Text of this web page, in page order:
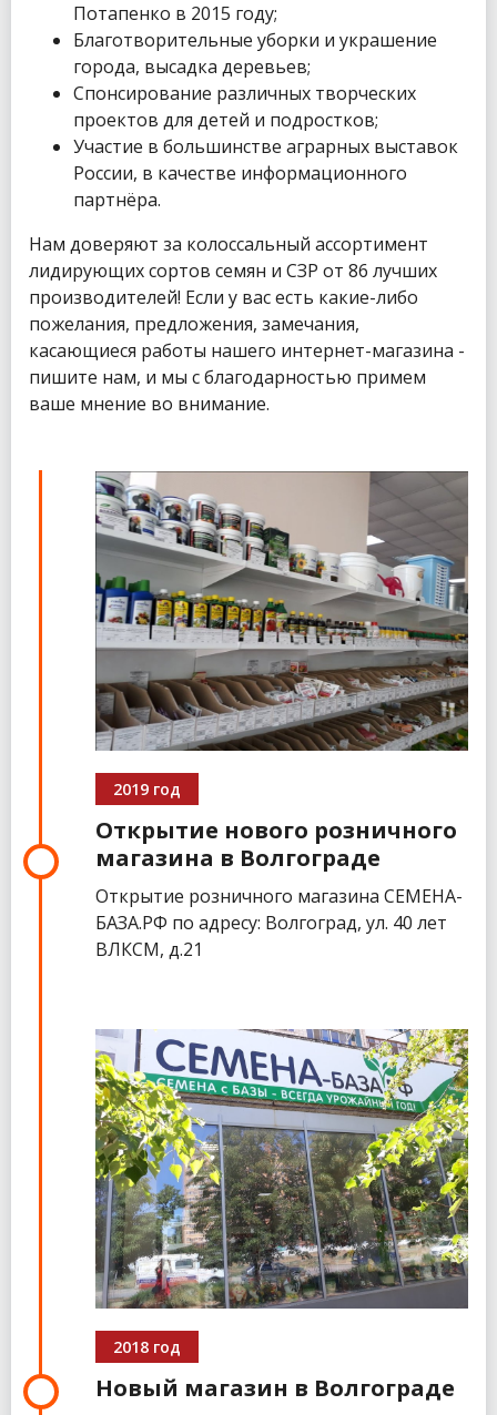
Потапенко в 2015 году;
Благотворительные уборки и украшение
города, высадка деревьев;
Спонсирование различных творческих
проектов для детей и подростков;
Участие в большинстве аграрных выставок
России, в качестве информационного
партнёра.
Нам доверяют за колоссальный ассортимент
лидирующих сортов семян и СЗР от 86 лучших
производителей! Если у вас есть какие-либо
пожелания, предложения, замечания,
касающиеся работы нашего интернет-магазина -
пишите нам, и мы с благодарностью примем
ваше мнение во внимание.
2019 год
Открытие нового розничного
магазина в Волгограде
Открытие розничного магазина СЕМЕНА-
БАЗА.РФ по адресу: Волгоград, ул. 40 лет
ВЛКСМ, д.21
2018 год
Новый магазин в Волгограде